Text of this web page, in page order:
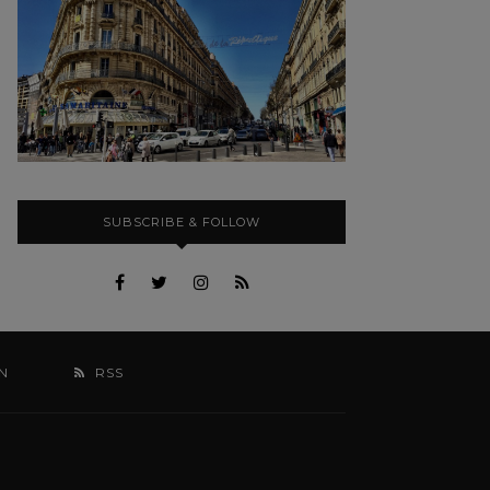
SUBSCRIBE & FOLLOW
RSS